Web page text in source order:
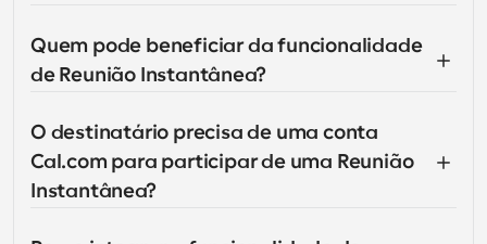
Quem pode beneficiar da funcionalidade
de Reunião Instantânea?
O destinatário precisa de uma conta
Cal.com para participar de uma Reunião
Instantânea?